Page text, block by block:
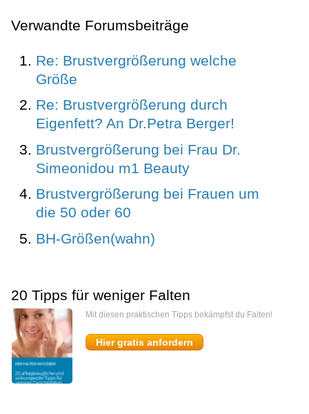
Verwandte Forumsbeiträge
Re: Brustvergrößerung welche
Größe
Re: Brustvergrößerung durch
Eigenfett? An Dr.Petra Berger!
Brustvergrößerung bei Frau Dr.
Simeonidou m1 Beauty
Brustvergrößerung bei Frauen um
die 50 oder 60
BH-Größen(wahn)
20 Tipps für weniger Falten
Mit diesen praktischen Tipps bekämpfst du Falten!
Hier gratis anfordern